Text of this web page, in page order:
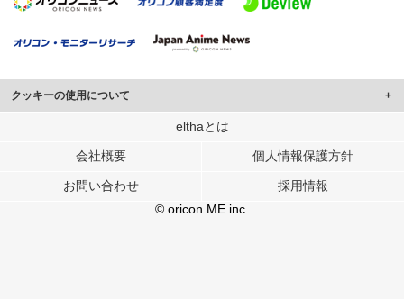
クッキーの使用について
このサイトでは Cookie を使用して、ユーザーに合わせたコンテンツや広告の
行っています。
メディアや広告配信、データ解析の各パートナーに提供しています。
各パートナーは、この情報とユーザーが各パートナーに提供した他の情報や、
ユーザーが各パートナーのサービスを使用したときに収集した他の情報を組み
elthaとは
会社概要 個人情報保護方針
お問い合わせ
採用情報
© oricon ME inc.